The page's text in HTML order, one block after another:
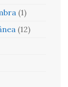
(1)
(12)